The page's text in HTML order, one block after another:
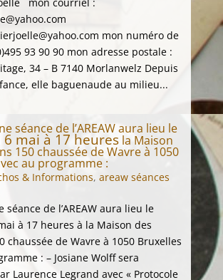
mon numéro de
93 90 90 mon adresse postale :
34 – B 7140 Morlanwelz Depuis
elle baguenaude au milieu...
séance de l’AREAW aura lieu le
mai à 17 heuresla Maison
150 chaussée de Wavre à 1050
au programme :
& Informations, areaw séances
séance de l’AREAW aura lieu le
à 17 heures à la Maison des
chaussée de Wavre à 1050 Bruxelles
: – Josiane Wolff sera
Laurence Legrand avec « Protocole